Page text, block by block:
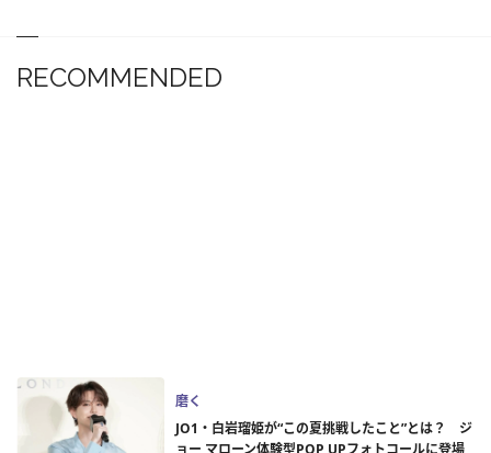
RECOMMENDED
磨く
JO1・白岩瑠姫が“この夏挑戦したこと”とは？ ジ